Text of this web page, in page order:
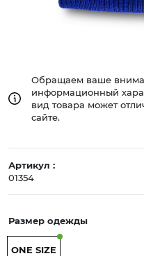
Обращаем ваше
информационный
вид товара может
сайте.
Артикул :
01354
Размер одежды
ONE SIZE